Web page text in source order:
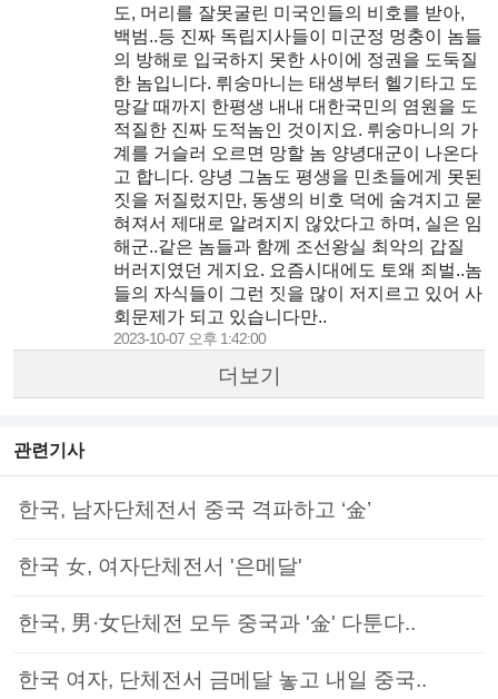
도, 머리를 잘못굴린 미국인들의 비호를 받아,
백범..등 진짜 독립지사들이 미군정 멍충이 놈들
의 방해로 입국하지 못한 사이에 정권을 도둑질
한 놈입니다. 뤼숭마니는 태생부터 헬기타고 도
망갈 때까지 한평생 내내 대한국민의 염원을 도
적질한 진짜 도적놈인 것이지요. 뤼숭마니의 가
계를 거슬러 오르면 망할 놈 양녕대군이 나온다
고 합니다. 양녕 그놈도 평생을 민초들에게 못된
짓을 저질렀지만, 동생의 비호 덕에 숨겨지고 묻
혀져서 제대로 알려지지 않았다고 하며, 실은 임
해군..같은 놈들과 함께 조선왕실 최악의 갑질
버러지였던 게지요. 요즘시대에도 토왜 죄벌..놈
들의 자식들이 그런 짓을 많이 저지르고 있어 사
회문제가 되고 있습니다만..
2023-10-07 오후 1:42:00
더보기
관련기사
한국, 남자단체전서 중국 격파하고 ‘金’
한국 女, 여자단체전서 '은메달'
한국, 男·女단체전 모두 중국과 '金' 다툰다..
한국 여자, 단체전서 금메달 놓고 내일 중국..